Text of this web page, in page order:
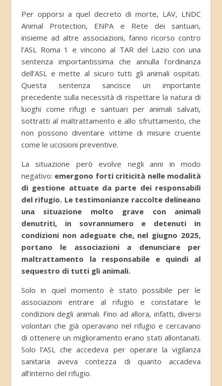
Per opporsi a quel decreto di morte, LAV, LNDC
Animal Protection, ENPA e Rete dei santuari,
insieme ad altre associazioni, fanno ricorso contro
l’ASL Roma 1 e vincono al TAR del Lazio con una
sentenza importantissima che annulla l’ordinanza
dell’ASL e mette al sicuro tutti gli animali ospitati.
Questa sentenza sancisce un importante
precedente sulla necessità di rispettare la natura di
luoghi come rifugi e santuari per animali salvati,
sottratti al maltrattamento e allo sfruttamento, che
non possono diventare vittime di misure cruente
come le uccisioni preventive.
La situazione però evolve negli anni in modo
negativo: emergono forti criticità nelle modalità
di gestione attuate da parte dei responsabili
del rifugio. Le testimonianze raccolte delineano
una situazione molto grave con animali
denutriti, in sovrannumero e detenuti in
condizioni non adeguate che, nel giugno 2025,
portano le associazioni a denunciare per
maltrattamento la responsabile e quindi al
sequestro di tutti gli animali.
Solo in quel momento è stato possibile per le
associazioni entrare al rifugio e constatare le
condizioni degli animali. Fino ad allora, infatti, diversi
volontari che già operavano nel rifugio e cercavano
di ottenere un miglioramento erano stati allontanati.
Solo l’ASL che accedeva per operare la vigilanza
sanitaria aveva contezza di quanto accadeva
all’interno del rifugio.